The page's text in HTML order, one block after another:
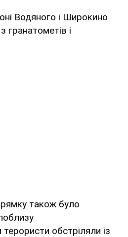
Водяного і Широкино
гранатометів і
також було
обстріляли із